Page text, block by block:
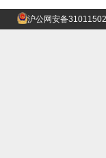
沪公网安备